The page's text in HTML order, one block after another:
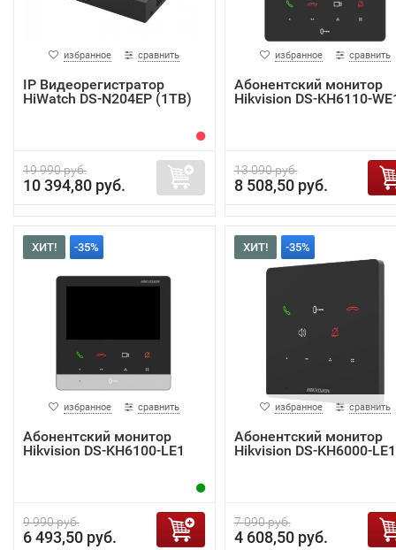
избранное сравнить
IP Видеорегистратор
HiWatch DS-N204EP (1TB)
19 990 руб.
10 394,80 руб.
избранное сравнить
Абонентский монитор
Hikvision DS-KH6110-
13 090 руб.
8 508,50 руб.
ХИТ! -35%
избранное сравнить
Абонентский монитор
Hikvision DS-KH6100-LE1
9 990 руб.
6 493,50 руб.
ХИТ! -35%
избранное сравнить
Абонентский монитор
Hikvision DS-KH6000-LE1
7 090 руб.
4 608,50 руб.